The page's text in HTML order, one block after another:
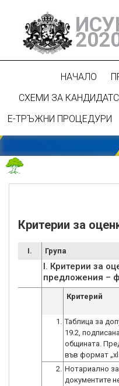
НАЧАЛО
СХЕМИ ЗА
Е-ТРЪЖНИ ПРОЦЕДУРИ
Критерии за
I. Група
I. Критерии за
предложения –
Критерий
1. Таблица за
19.2,
общината.
във формат
2. Нотариално
документите